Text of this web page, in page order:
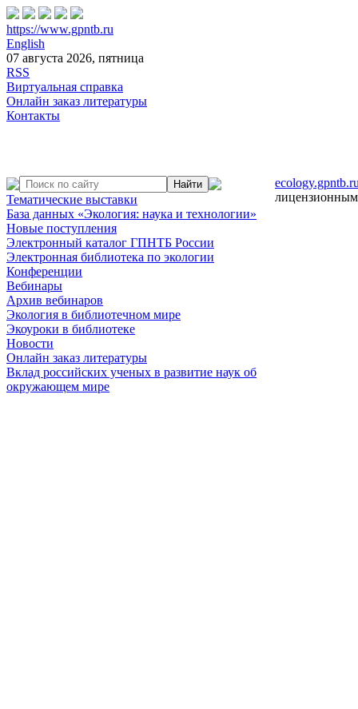
https://www.gpntb.ru
English
07 августа 2026, пятница
RSS
Виртуальная справка
Онлайн заказ литературы
Контакты
Тематические выставки
База данных «Экология: наука и технологии»
Новые поступления
Электронный каталог ГПНТБ России
Электронная библиотека по экологии
Конференции
Вебинары
Архив вебинаров
Экология в библиотечном мире
Экоуроки в библиотеке
Новости
Онлайн заказ литературы
Вклад российских ученых в развитие наук об
окружающем мире